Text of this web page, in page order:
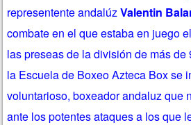
representente andalúzValentin
combate en el que estaba en juego
las preseas de la división de más
la Escuela de Boxeo Azteca Box se
voluntarioso, boxeador andaluz que
ante los potentes ataques a los que